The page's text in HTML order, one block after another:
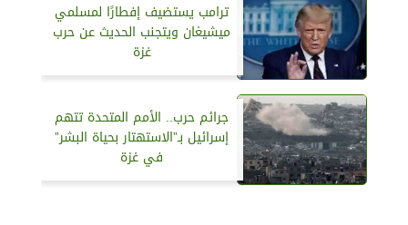
ترامب يستضيف إفطارًا لمسلمي
ميشيغان ويتجنب الحديث عن حرب
غزة
جرائم حرب.. الأمم المتحدة تتهم
إسرائيل بـ”الاستهتار بحياة البشر”
في غزة